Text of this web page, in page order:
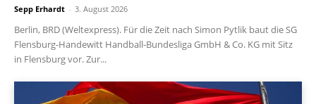
Sepp Erhardt - 3. August 2026
Berlin, BRD (Weltexpress). Für die Zeit nach Simon Pytlik baut die SG
Flensburg-Handewitt Handball-Bundesliga GmbH & Co. KG mit Sitz
in Flensburg vor. Zur...